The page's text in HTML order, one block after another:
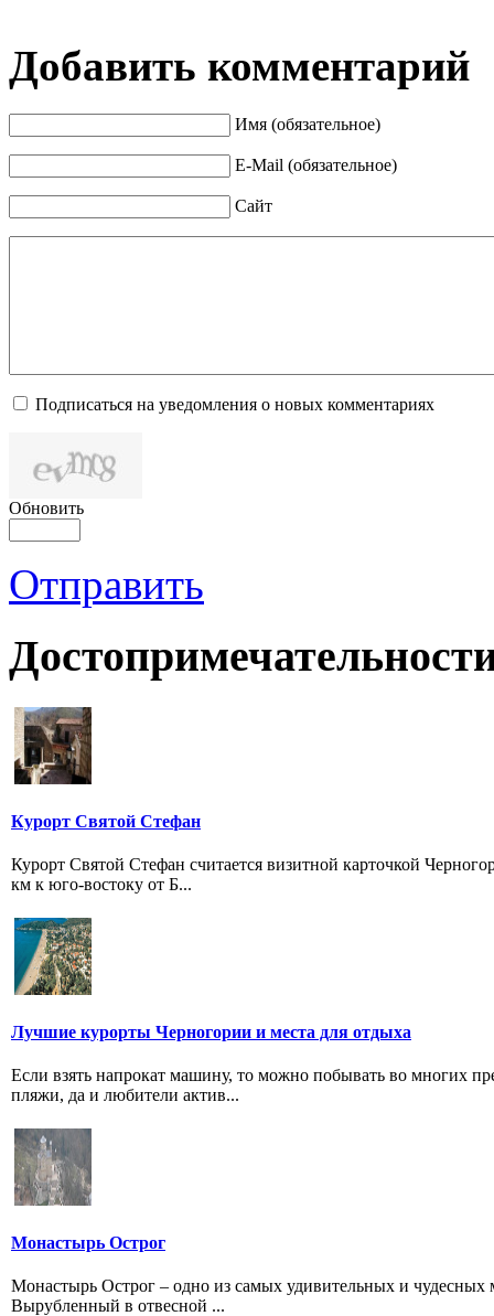
Добавить комментарий
Имя (обязательное)
E-Mail (обязательное)
Сайт
Подписаться на уведомления о новых комментариях
Обновить
Отправить
Курорт Святой Стефан
Курорт Святой Стефан считается визитной карточкой
км к юго-востоку от Б...
Лучшие курорты Черногории и места для отдыха
Если взять напрокат машину, то можно побывать во многих
пляжи, да и любители актив...
Монастырь Острог
Монастырь Острог – одно из самых удивительных и
Вырубленный в отвесной ...